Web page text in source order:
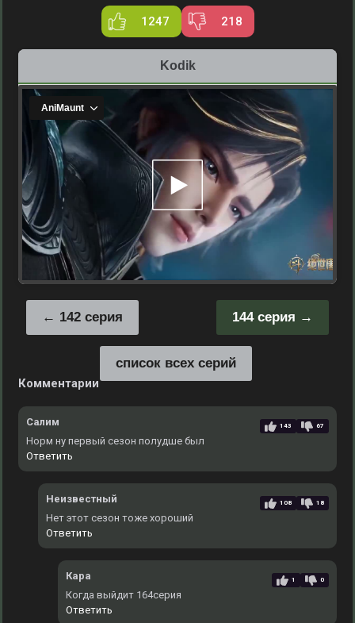
1247 218
Kodik
144 серия
142 серия
список всех серий
Комментарии
Салим 143 67
Норм ну первый сезон полудше был
Ответить
Неизвестный 108 18
Нет этот сезон тоже хороший
Ответить
Кара 1 0
Когда выйдит 164серия
Ответить